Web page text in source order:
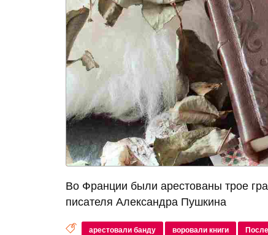
Во Франции были арестованы трое
писателя Александра Пушкина
арестовали банду воровали книги